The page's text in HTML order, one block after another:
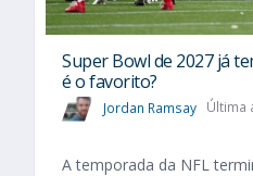
Super Bowl de 2027 já
é o favorito?
Jordan Ramsay Última
A temporada da NFL